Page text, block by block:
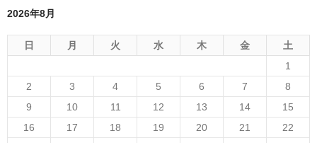
2026年8月
日 月 火 水 木 金 土
1
2
3 4 5 6 7
8
9
10 11 12 13 14
15
16
17 18 19 20 21
22